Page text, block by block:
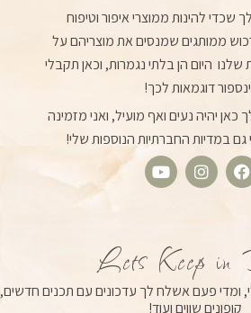
שכדי להינות ממוצרי איפור וטיפוח
ממותגים שמנסים את מוצריהם על
שלנו היום הן בלתי נגמרות, וכאן תקבלי
דוגמאות לכך!
כאן יהיה נעים ואף מועיל, ואני מזמינה
במדיות החברתיות הנוספות שלי!
F
o
k
I
g
a
Y
b
e
Lets Keep in
ומדי פעם אשלח לך עדכונים עם תכנים חדשים,
קופונים שווים ועוד!